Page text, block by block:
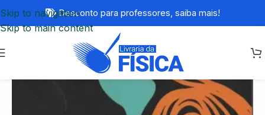
Skip to navigation
Skip to main content
Desconto para professores, saiba mais!